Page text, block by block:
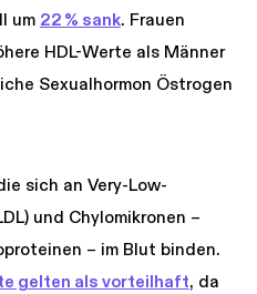
um 22 % sank. Frauen
HDL-Werte als Männer
Sexualhormon Östrogen
sich an Very-Low-
und Chylomikronen –
– im Blut binden.
gelten als vorteilhaft, da